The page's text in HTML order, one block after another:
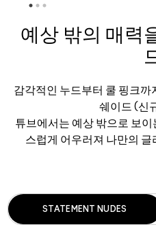
예상 밖의 매력
감각적인 누드부터 쿨 핑크까
쉐이드 (신
튜브에서는 예상 밖으로 보
스럽게 어우러져 나만의
STATEMENT NUDES